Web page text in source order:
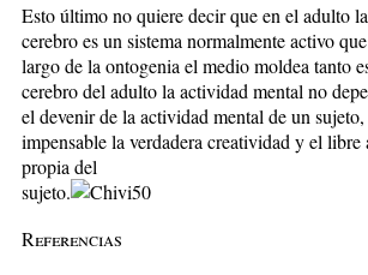
Esto último no quiere decir que en el adulto
cerebro es un sistema normalmente activo
largo de la ontogenia el medio moldea tanto
cerebro del adulto la actividad mental no
el devenir de la actividad mental de un
impensable la verdadera creatividad y el
propia del
sujeto.
Referencias